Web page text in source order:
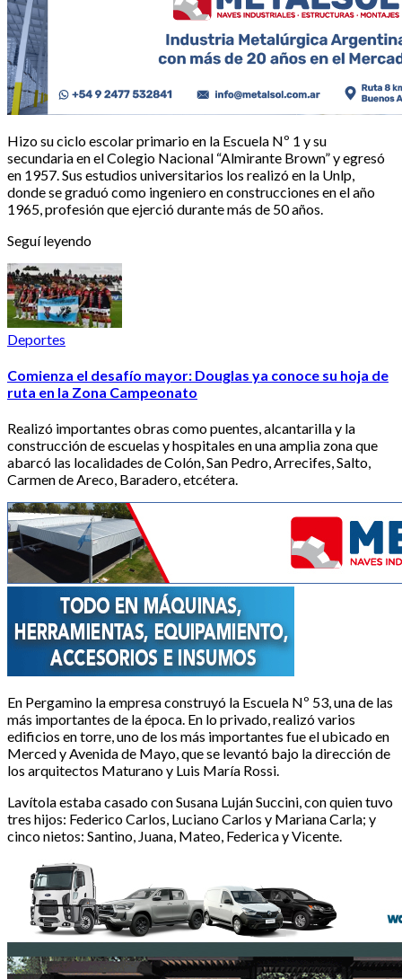
Hizo su ciclo escolar primario en la Escuela Nº 1 y su
secundaria en el Colegio Nacional “Almirante Brown” y egresó
en 1957. Sus estudios universitarios los realizó en la Unlp,
donde se graduó como ingeniero en construcciones en el año
1965, profesión que ejerció durante más de 50 años.
Seguí leyendo
Deportes
Comienza el desafío mayor: Douglas ya conoce su hoja de
ruta en la Zona Campeonato
Realizó importantes obras como puentes, alcantarilla y la
construcción de escuelas y hospitales en una amplia zona que
abarcó las localidades de Colón, San Pedro, Arrecifes, Salto,
Carmen de Areco, Baradero, etcétera.
En Pergamino la empresa construyó la Escuela Nº 53, una de las
más importantes de la época. En lo privado, realizó varios
edificios en torre, uno de los más importantes fue el ubicado en
Merced y Avenida de Mayo, que se levantó bajo la dirección de
los arquitectos Maturano y Luis María Rossi.
Lavítola estaba casado con Susana Luján Succini, con quien tuvo
tres hijos: Federico Carlos, Luciano Carlos y Mariana Carla; y
cinco nietos: Santino, Juana, Mateo, Federica y Vicente.